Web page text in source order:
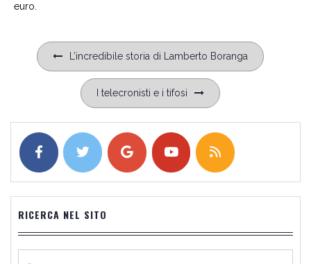
euro.
Navigazione
articoli
L’incredibile storia di Lamberto Boranga
I telecronisti e i tifosi
RICERCA NEL SITO